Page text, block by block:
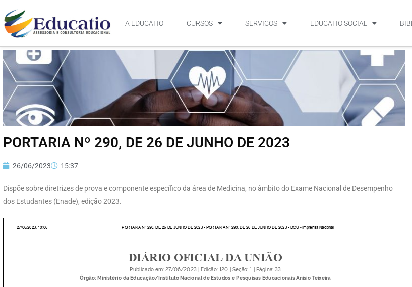
A EDUCATIO CURSOS SERVIÇOS EDUCATIO SOCIAL
PORTARIA Nº 290, DE 26 DE JUNHO DE 2023
26/06/2023 15:37
Dispõe sobre diretrizes de prova e componente específico da área de Medicina, no âmbito do Exame Nacional de Desempenho
dos Estudantes (Enade), edição 2023.